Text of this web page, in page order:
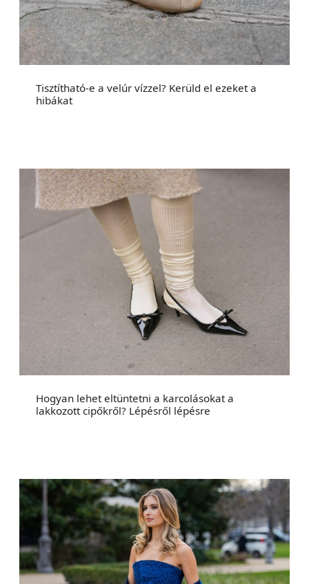
Tisztítható-e a velúr vízzel? Kerüld el ezeket a
hibákat
Hogyan lehet eltüntetni a karcolásokat a
lakkozott cipőkről? Lépésről lépésre